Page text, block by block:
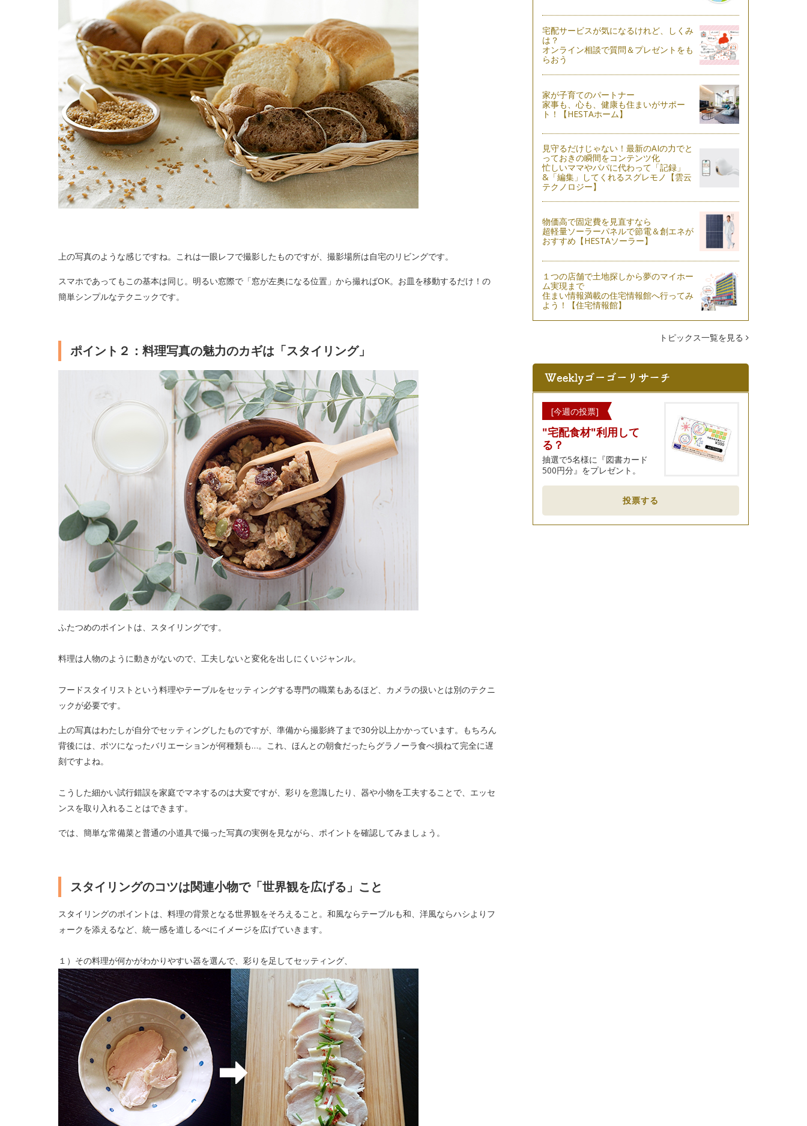
上の写真のような感じですね。これは一眼レフで撮影したものですが、撮影場所は自宅のリビングです。
スマホであってもこの基本は同じ。明るい窓際で「窓が左奥になる位置」から撮ればOK。お皿を移動するだけ！の
簡単シンプルなテクニックです。
ポイント２：料理写真の魅力のカギは「スタイリング」
ふたつめのポイントは、スタイリングです。
料理は人物のように動きがないので、工夫しないと変化を出しにくいジャンル。
フードスタイリストという料理やテーブルをセッティングする専門の職業もあるほど、カメラの扱いとは別のテクニ
ックが必要です。
上の写真はわたしが自分でセッティングしたものですが、準備から撮影終了まで30分以上かかっています。もちろん
背後には、ボツになったバリエーションが何種類も…。これ、ほんとの朝食だったらグラノーラ食べ損ねて完全に遅
刻ですよね。
こうした細かい試行錯誤を家庭でマネするのは大変ですが、彩りを意識したり、器や小物を工夫することで、エッセ
ンスを取り入れることはできます。
では、簡単な常備菜と普通の小道具で撮った写真の実例を見ながら、ポイントを確認してみましょう。
スタイリングのコツは関連小物で「世界観を広げる」こと
スタイリングのポイントは、料理の背景となる世界観をそろえること。和風ならテーブルも和、洋風ならハシよりフ
ォークを添えるなど、統一感を道しるべにイメージを広げていきます。
１）その料理が何かがわかりやすい器を選んで、彩りを足してセッティング、
宅配サービスが気になるけれど、しくみ
は？
オンライン相談で質問＆プレゼントをも
らおう
家が子育てのパートナー
家事も、心も、健康も住まいがサポー
ト！【HESTAホーム】
見守るだけじゃない！最新のAIの力でと
っておきの瞬間をコンテンツ化
忙しいママやパパに代わって「記録」
&「編集」してくれるスグレモノ【雲云
テクノロジー】
物価高で固定費を見直すなら
超軽量ソーラーパネルで節電＆創エネが
おすすめ【HESTAソーラー】
１つの店舗で土地探しから夢のマイホー
ム実現まで
住まい情報満載の住宅情報館へ行ってみ
よう！【住宅情報館】
トピックス一覧を見る
[今週の投票]
"宅配食材"利用して
る？
抽選で5名様に『図書カード
500円分』をプレゼント。
投票する